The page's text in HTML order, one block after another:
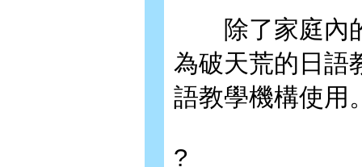
除了家庭內的
為破天荒的日語
語教學機構使用
?